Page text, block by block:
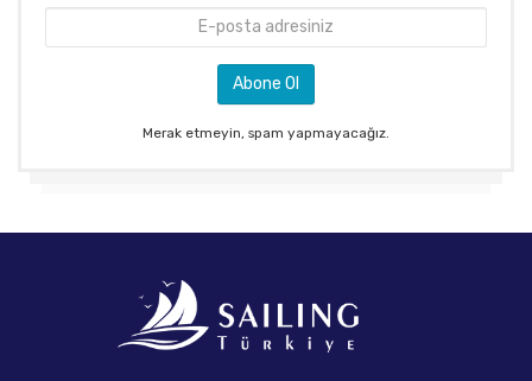
Merak etmeyin, spam yapmayacağız.